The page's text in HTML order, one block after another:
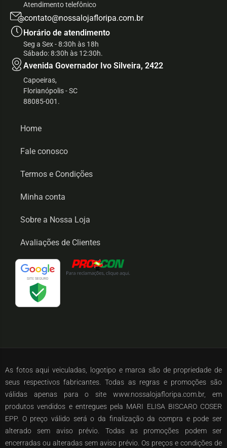
Atendimento telefônico
contato@nossalojafloripa.com.br
Horário de atendimento
Seg a Sex - 8:30h às 18h
Sábado: 8:30h às 12:30h.
Avenida Governador Ivo Silveira, 2422
Capoeiras,
Florianópolis - SC
88085-001.
Home
Fale conosco
Termos e Condições
Minha conta
Sobre a Nossa Loja
Avaliações de Clientes
As fotos aqui veiculadas, logotipo e marca são de propriedade de
seus respectivos fabricantes. Todas as regras e promoções são
válidas apenas para o site www.nossalojafloripa.com.br, em
produtos vendidos e entregues pela MARI ELISA BISCARO COSER
EPP. O preço válido será o da finalização da compra e pode ser
alterado sem aviso prévio. Todas as promoções podem ser
encerradas ou alteradas sem aviso prévio. Os preços e condições de